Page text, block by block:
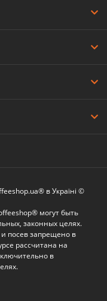
в Україні ©
могут быть
законных целях.
посев запрещено в
рассчитана на
в